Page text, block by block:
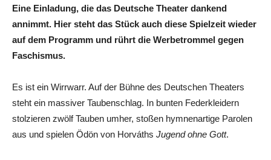
Eine Einladung, die das Deutsche Theater dankend
annimmt. Hier steht das Stück auch diese Spielzeit wieder
auf dem Programm und rührt die Werbetrommel gegen
Faschismus.
Es ist ein Wirrwarr. Auf der Bühne des Deutschen Theaters
steht ein massiver Taubenschlag. In bunten Federkleidern
stolzieren zwölf Tauben umher, stoßen hymnenartige Parolen
aus und spielen Ödön von Horváths Jugend ohne Gott.